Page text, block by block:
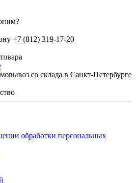
+7 (812) 319-17-20
со склада в Санкт-Петербурге
обработки персональных